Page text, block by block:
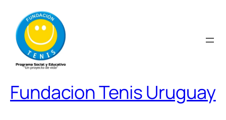
contenido
Fundacion Tenis Uruguay